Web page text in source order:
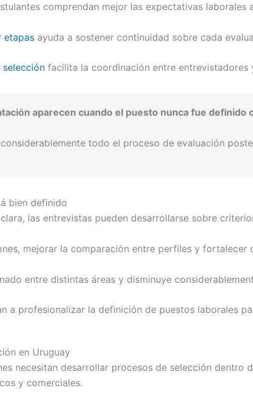
comprendan mejor las expectativas
etapas ayuda a sostener continuidad sobre cada
facilita la coordinación entre entrevistadores
aparecen cuando el puesto nunca fue definido
todo el proceso de evaluación
bien definido
las entrevistas pueden desarrollarse sobre
mejorar la comparación entre perfiles y
entre distintas áreas y disminuye
a profesionalizar la definición de puestos laborales
en Uruguay
necesitan desarrollar procesos de selección
y comerciales.